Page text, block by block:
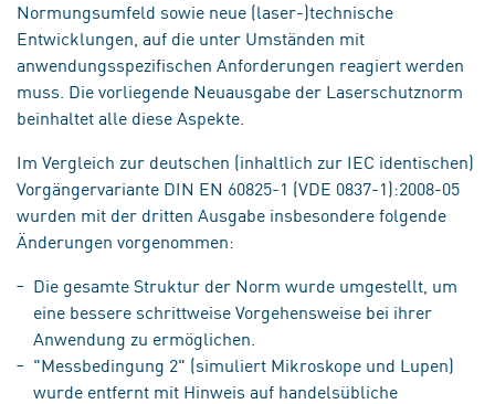
Normungsumfeld sowie neue (laser-)technische
Entwicklungen, auf die unter Umständen mit
anwendungsspezifischen Anforderungen reagiert werden
muss. Die vorliegende Neuausgabe der Laserschutznorm
beinhaltet alle diese Aspekte.
Im Vergleich zur deutschen (inhaltlich zur IEC identischen)
Vorgängervariante DIN EN 60825-1 (VDE 0837-1):2008-05
wurden mit der dritten Ausgabe insbesondere folgende
Änderungen vorgenommen:
Die gesamte Struktur der Norm wurde umgestellt, um
eine bessere schrittweise Vorgehensweise bei ihrer
Anwendung zu ermöglichen.
"Messbedingung 2" (simuliert Mikroskope und Lupen)
wurde entfernt mit Hinweis auf handelsübliche